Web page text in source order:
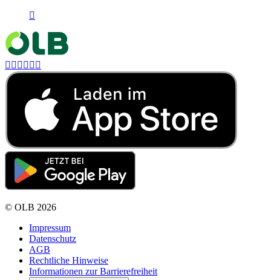

     
© OLB 2026
Impressum
Datenschutz
AGB
Rechtliche Hinweise
Informationen zur Barrierefreiheit